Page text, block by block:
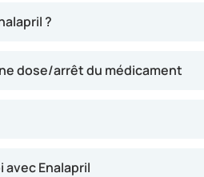
?
dose/arrêt du médicament
avec Enalapril